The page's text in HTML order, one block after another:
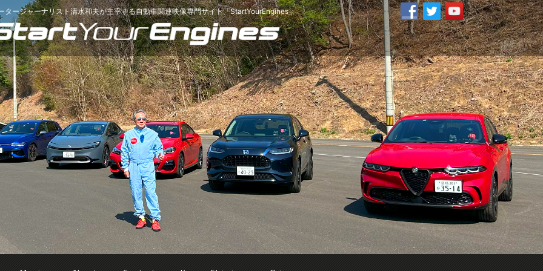
タージャーナリスト清水和夫が主宰する自動車関連映像専門サイト「StartYourEngines」